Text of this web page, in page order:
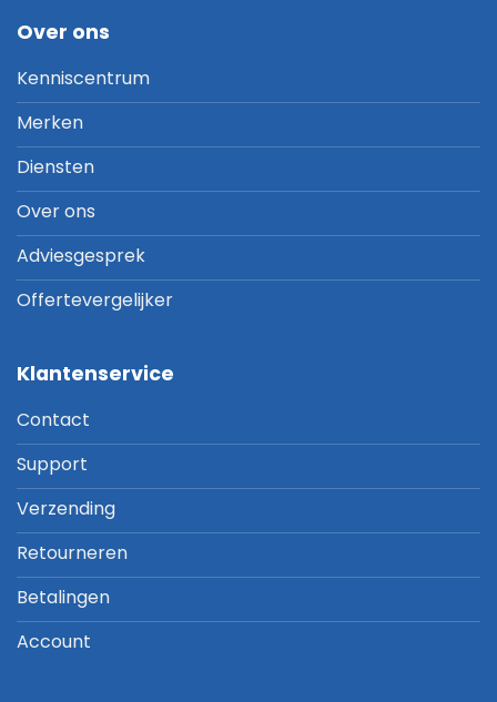
Over ons
Kenniscentrum
Merken
Diensten
Over ons
Adviesgesprek
Offertevergelijker
Klantenservice
Contact
Support
Verzending
Retourneren
Betalingen
Account